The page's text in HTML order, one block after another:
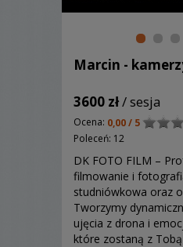
Marcin -
3600 zł/ sesja
Ocena: 0,00 / 5
Poleceń: 12
DK FOTO FILM –
filmowanie i
studniówkowa oraz
Tworzymy
ujęcia z drona i
które zostaną z